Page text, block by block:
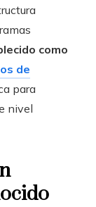
como
de
para
nivel